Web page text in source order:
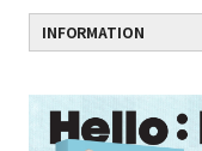
INFORMATION